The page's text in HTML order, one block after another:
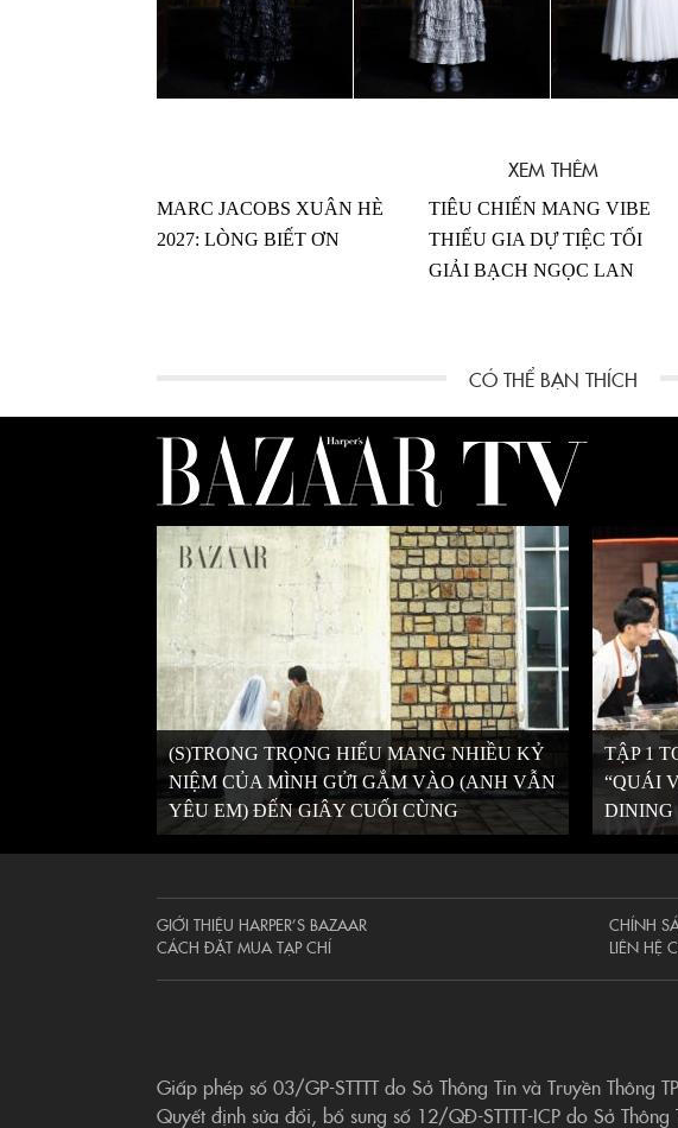
XEM THÊM
MARC JACOBS XUÂN HÈ
2027: LÒNG BIẾT ƠN
TIÊU CHIẾN MANG VIBE
THIẾU GIA DỰ TIỆC TỐI
GIẢI BẠCH NGỌC LAN
(S)TRONG TRỌNG HIẾU MANG NHIỀU KỶ
NIỆM CỦA MÌNH GỬI GẮM VÀO (ANH VẪN
YÊU EM) ĐẾN GIÂY CUỐI CÙNG
TẬP 1
“QUÁI
DINING
GIỚI THIỆU HARPER’S BAZAAR
CÁCH ĐẶT MUA TẠP CHÍ
CHÍNH
LIÊN HỆ
Giấp phép số 03/GP-STTTT do Sở Thông Tin và Truyền
Quyết định sửa đổi, bổ sung số 12/QĐ-STTTT-ICP do Sở